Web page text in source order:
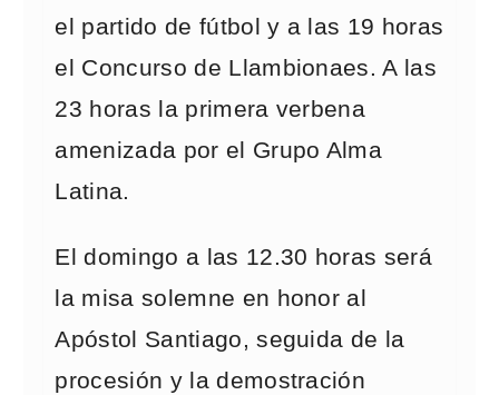
el partido de fútbol y a las 19 horas
el Concurso de Llambionaes. A las
23 horas la primera verbena
amenizada por el Grupo Alma
Latina.
El domingo a las 12.30 horas será
la misa solemne en honor al
Apóstol Santiago, seguida de la
procesión y la demostración